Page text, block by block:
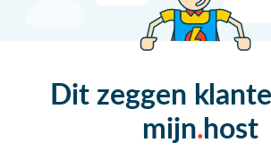
Dit zeggen
mijn host